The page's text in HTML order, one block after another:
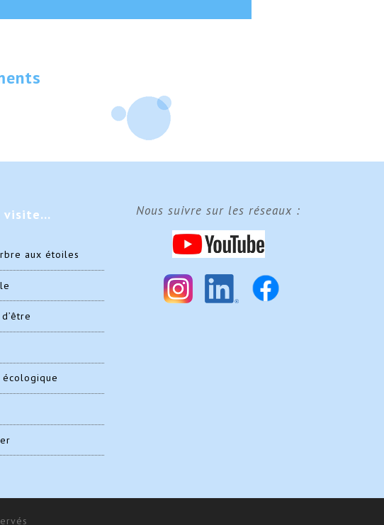
visite…
aux étoiles
Nous suivre sur les réseaux :